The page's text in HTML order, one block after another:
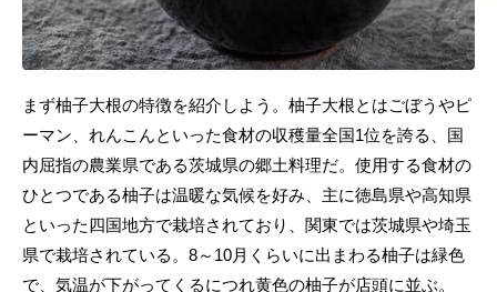
まず柚子大根の特徴を紹介しよう。柚子大根とはごぼうやピ
ーマン、れんこんといった食材の収穫量全国1位を誇る、国
内屈指の農業県である茨城県の郷土料理だ。使用する食材の
ひとつである柚子は温暖な気候を好み、主に徳島県や高知県
といった四国地方で栽培されており、関東では茨城県や埼玉
県で栽培されている。8～10月くらいに出まわる柚子は緑色
で、気温が下がってくるにつれ黄色の柚子が店頭に並ぶ。